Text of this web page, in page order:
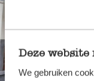
Deze
We gebruiken